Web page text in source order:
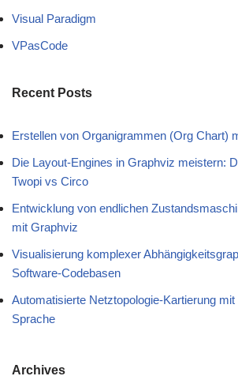
Visual Paradigm
VPasCode
Recent Posts
Erstellen von Organigrammen (Org Chart)
Die Layout-Engines in Graphviz meistern:
Twopi vs Circo
Entwicklung von endlichen
mit Graphviz
Visualisierung komplexer
Software-Codebasen
Automatisierte Netztopologie-Kartierung
Sprache
Archives